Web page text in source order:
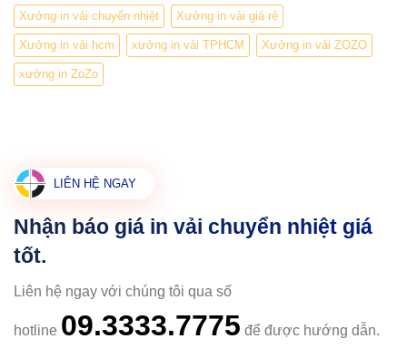
Xưởng in vải chuyển nhiệt Xưởng in vải giá rẻ
Xưởng in vải hcm xưởng in vải TPHCM Xưởng in vải ZOZO
xưởng in ZoZo
LIÊN HỆ NGAY
Nhận báo giá in vải chuyển nhiệt giá
tốt.
Liên hệ ngay với chúng tôi qua số
hotline 09.3333.7775 để được hướng dẫn.